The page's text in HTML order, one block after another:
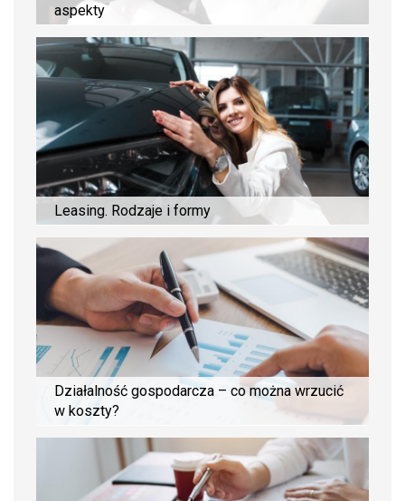
aspekty
Leasing. Rodzaje i formy
Działalność gospodarcza – co można wrzucić
w koszty?